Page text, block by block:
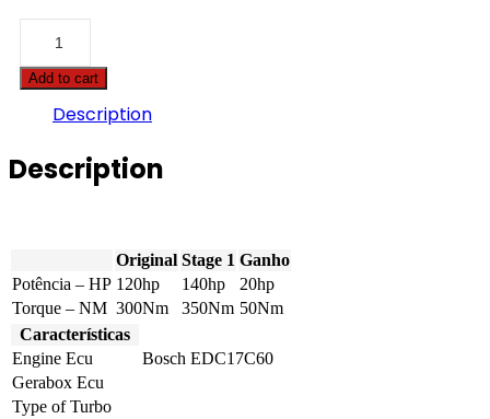
DS4
-
BlueHDI
120hp
quantity
Add to cart
Description
Description
Original Stage 1 Ganho
Potência – HP 120hp 140hp
20hp
Torque – NM 300Nm 350Nm 50Nm
Características
Engine Ecu
Bosch EDC17C60
Gerabox Ecu
Type of Turbo